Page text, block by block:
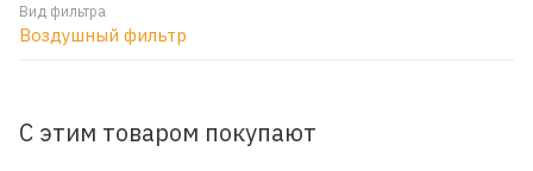
Вид фильтра
Воздушный фильтр
С этим товаром покупают